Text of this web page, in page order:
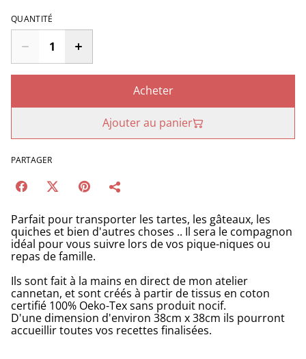
QUANTITÉ
Acheter
Ajouter au panier
PARTAGER
Parfait pour transporter les tartes, les gâteaux, les
quiches et bien d'autres choses .. Il sera le compagnon
idéal pour vous suivre lors de vos pique-niques ou
repas de famille.
Ils sont fait à la mains en direct de mon atelier
cannetan, et sont créés à partir de tissus en coton
certifié 100% Oeko-Tex sans produit nocif.
D'une dimension d'environ 38cm x 38cm ils pourront
accueillir toutes vos recettes finalisées.